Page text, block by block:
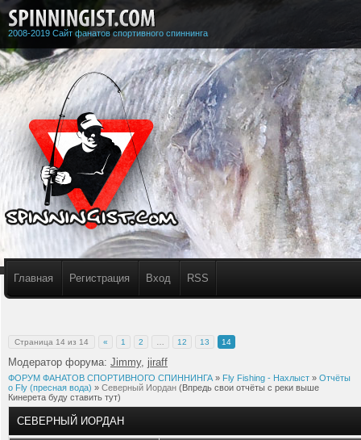
2008-2019 Сайт фанатов спортивного спиннинга
Главная Регистрация Вход RSS
Страница 14 из 14 « 1 2 12 13 14
Модератор форума: Jimmy, jiraff
ФОРУМ ФАНАТОВ СПОРТИВНОГО СПИННИНГА » Fly Fishing - Нахлыст » Отчёты
о Fly (пресная вода) » Северный Иордан (Впредь свои отчёты с реки выше
Кинерета буду ставить тут)
СЕВЕРНЫЙ ИОРДАН